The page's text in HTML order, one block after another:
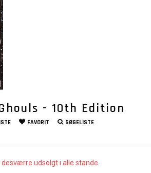
- 10th Edition
FAVORIT SØGELISTE
desværre udsolgt i alle stande.